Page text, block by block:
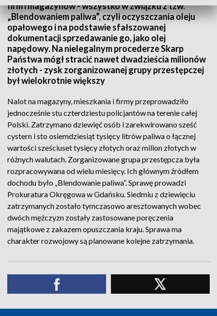
firm i magazynów - wszystko w związku z tzw.
„Blendowaniem paliwa”, czyli oczyszczania oleju
opałowego i na podstawie sfałszowanej
dokumentacji sprzedawanie go, jako olej
napędowy. Na nielegalnym procederze Skarp
Państwa mógł stracić nawet dwadzieścia milionów
złotych - zysk zorganizowanej grupy przestępczej
był wielokrotnie większy
Nalot na magazyny, mieszkania i firmy przeprowadziło
jednocześnie stu czterdziestu policjantów na terenie całej
Polski. Zatrzymano dziewięć osób i zarekwirowano sześć
cystern i sto osiemdziesiąt tysięcy litrów paliwa o łącznej
wartości sześciuset tysięcy złotych oraz milion złotych w
różnych walutach. Zorganizowane grupa przestępcza była
rozpracowywana od wielu miesięcy. Ich głównym źródłem
dochodu było „Blendowanie paliwa”. Sprawę prowadzi
Prokuratura Okręgowa w Gdańsku. Siedmiu z dziewięciu
zatrzymanych zostało tymczasowo aresztowanych wobec
dwóch mężczyzn zostały zastosowane poręczenia
majątkowe z zakazem opuszczania kraju. Sprawa ma
charakter rozwojowy są planowane kolejne zatrzymania.